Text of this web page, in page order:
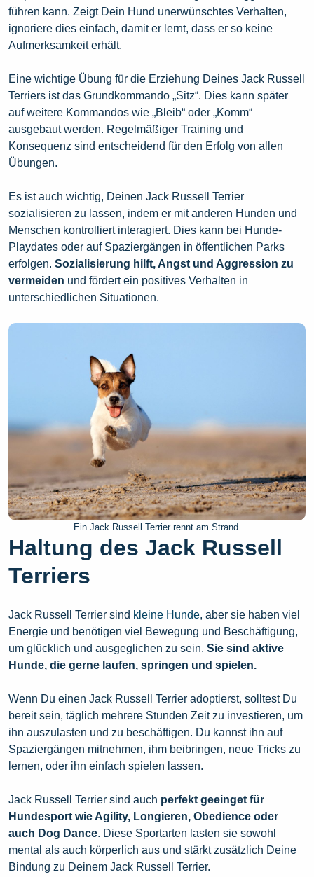
führen kann. Zeigt Dein Hund unerwünschtes Verhalten,
ignoriere dies einfach, damit er lernt, dass er so keine
Aufmerksamkeit erhält.
Eine wichtige Übung für die Erziehung Deines Jack Russell
Terriers ist das Grundkommando „Sitz“. Dies kann später
auf weitere Kommandos wie „Bleib“ oder „Komm“
ausgebaut werden. Regelmäßiger Training und
Konsequenz sind entscheidend für den Erfolg von allen
Übungen.
Es ist auch wichtig, Deinen Jack Russell Terrier
sozialisieren zu lassen, indem er mit anderen Hunden und
Menschen kontrolliert interagiert. Dies kann bei Hunde-
Playdates oder auf Spaziergängen in öffentlichen Parks
erfolgen. Sozialisierung hilft, Angst und Aggression zu
vermeiden und fördert ein positives Verhalten in
unterschiedlichen Situationen.
Ein Jack Russell Terrier rennt am Strand.
Haltung des Jack Russell
Terriers
Jack Russell Terrier sind kleine Hunde, aber sie haben viel
Energie und benötigen viel Bewegung und Beschäftigung,
um glücklich und ausgeglichen zu sein. Sie sind aktive
Hunde, die gerne laufen, springen und spielen.
Wenn Du einen Jack Russell Terrier adoptierst, solltest Du
bereit sein, täglich mehrere Stunden Zeit zu investieren, um
ihn auszulasten und zu beschäftigen. Du kannst ihn auf
Spaziergängen mitnehmen, ihm beibringen, neue Tricks zu
lernen, oder ihn einfach spielen lassen.
Jack Russell Terrier sind auch perfekt geeinget für
Hundesport wie Agility, Longieren, Obedience oder
auch Dog Dance. Diese Sportarten lasten sie sowohl
mental als auch körperlich aus und stärkt zusätzlich Deine
Bindung zu Deinem Jack Russell Terrier.